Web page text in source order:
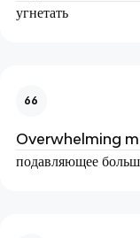
угнетать
66
Overwhelming
подавляющее